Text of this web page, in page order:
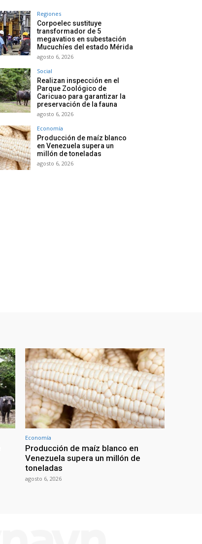
Regiones
Corpoelec sustituye
transformador de 5
megavatios en subestación
Mucuchíes del estado Mérida
agosto 6, 2026
Social
Realizan inspección en el
Parque Zoológico de
Caricuao para garantizar la
preservación de la fauna
agosto 6, 2026
Economía
Producción de maíz blanco
en Venezuela supera un
millón de toneladas
agosto 6, 2026
Economía
Producción de maíz blanco en
Venezuela supera un millón de
toneladas
agosto 6, 2026